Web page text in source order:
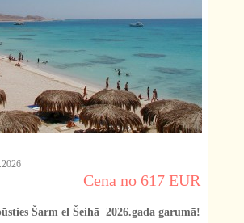
Cena no 617 EUR
Šarm el Šeihā 2026.gada garumā!